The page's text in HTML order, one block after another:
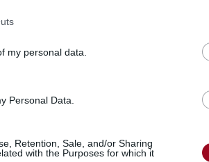
my personal data.
Personal Data.
Retention, Sale, and/or Sharing
with the Purposes for which it